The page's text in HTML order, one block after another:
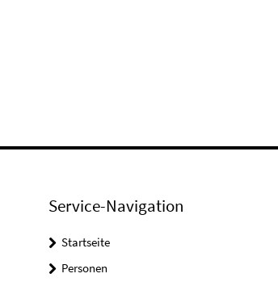
Service-Navigation
Startseite
Personen